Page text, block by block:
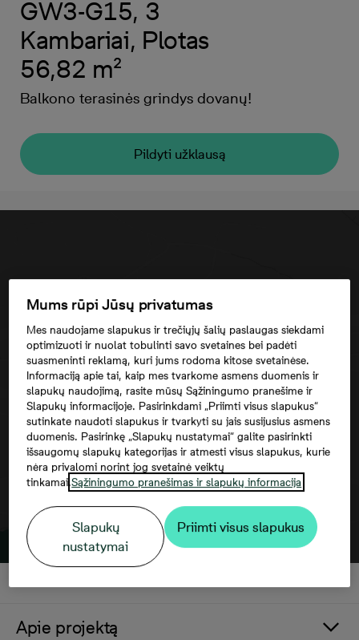
GW3-G15, 3
Kambariai, Plotas
56,82 m²
Balkono terasinės grindys dovanų!
Pildyti užklausą
Norėdami matyti šį žemėlapį, jūs turite
sutikti su trečiųjų šalių paslaugomis
Apie projektą
Mums rūpi Jūsų privatumas
Mes naudojame slapukus ir trečiųjų šalių paslaugas siekdami
optimizuoti ir nuolat tobulinti savo svetaines bei padėti
suasmeninti reklamą, kuri jums rodoma kitose svetainėse.
Informaciją apie tai, kaip mes tvarkome asmens duomenis ir
slapukų naudojimą, rasite mūsų Sąžiningumo pranešime ir
Slapukų informacijoje. Pasirinkdami „Priimti visus slapukus“
sutinkate naudoti slapukus ir tvarkyti su jais susijusius asmens
duomenis. Pasirinkę „Slapukų nustatymai“ galite pasirinkti
išsaugomų slapukų kategorijas ir atmesti visus slapukus, kurie
nėra privalomi norint jog svetainė veiktų
tinkamai.Sąžiningumo pranešimas ir slapukų informacija
Slapukų
nustatymai
Priimti visus slapukus